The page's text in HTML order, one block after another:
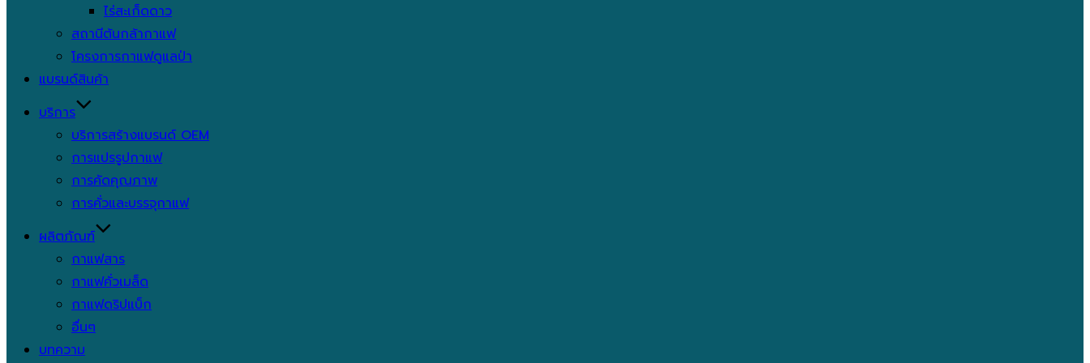
ไร่สะเก็ดดาว
สถานีต้นกล้ากาแฟ
โครงการกาแฟดูแลป่า
แบรนด์สินค้า
บริการ
บริการสร้างแบรนด์ OEM
การแปรรูปกาแฟ
การคัดคุณภาพ
การคั่วและบรรจุกาแฟ
ผลิตภัณฑ์
กาแฟสาร
กาแฟคั่วเมล็ด
กาแฟดริปแบ็ก
อื่นๆ
บทความ